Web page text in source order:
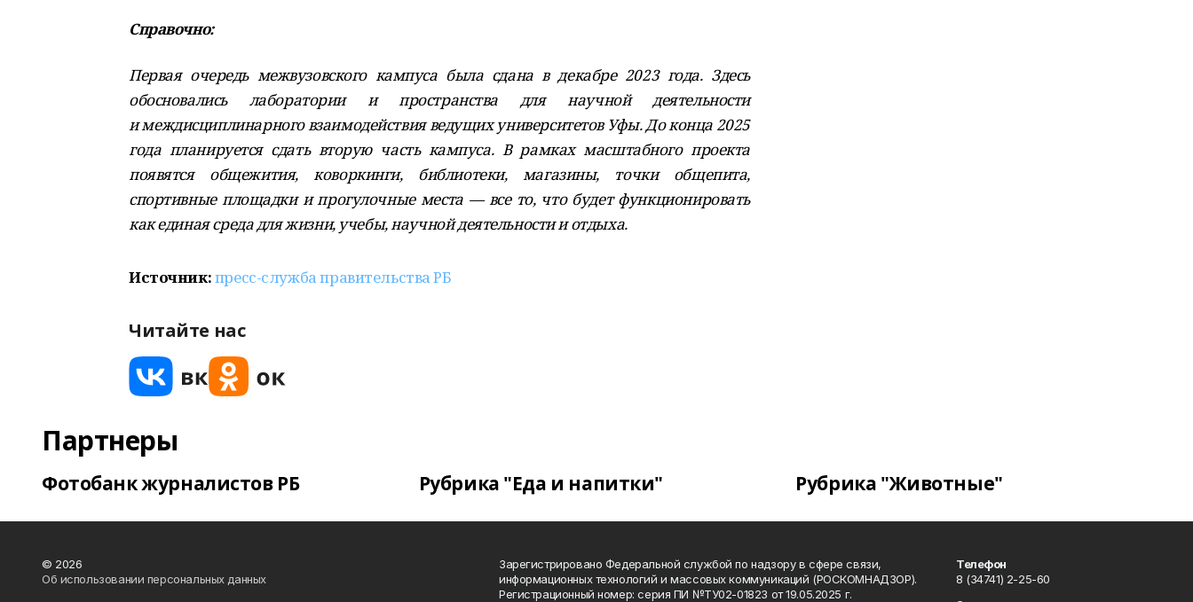
Справочно:
Первая очередь межвузовского кампуса была сдана в декабре 2023 года. Здесь
обосновались лаборатории и пространства для научной деятельности
и междисциплинарного взаимодействия ведущих университетов Уфы. До конца 2025
года планируется сдать вторую часть кампуса. В рамках масштабного проекта
появятся общежития, коворкинги, библиотеки, магазины, точки общепита,
спортивные площадки и прогулочные места — все то, что будет функционировать
как единая среда для жизни, учебы, научной деятельности и отдыха.
Источник:пресс-служба правительства РБ
Читайте нас
Партнеры
Фотобанк журналистов РБ Рубрика "Еда и напитки" Рубрика "Животные"
© 2026
Об использовании персональных данных
Зарегистрировано Федеральной службой по надзору в сфере связи,
информационных технологий и массовых коммуникаций (РОСКОМНАДЗОР).
Регистрационный номер: серия ПИ №ТУ02-01823 от 19.05.2025 г.
Телефон
8 (34741) 2-25-60